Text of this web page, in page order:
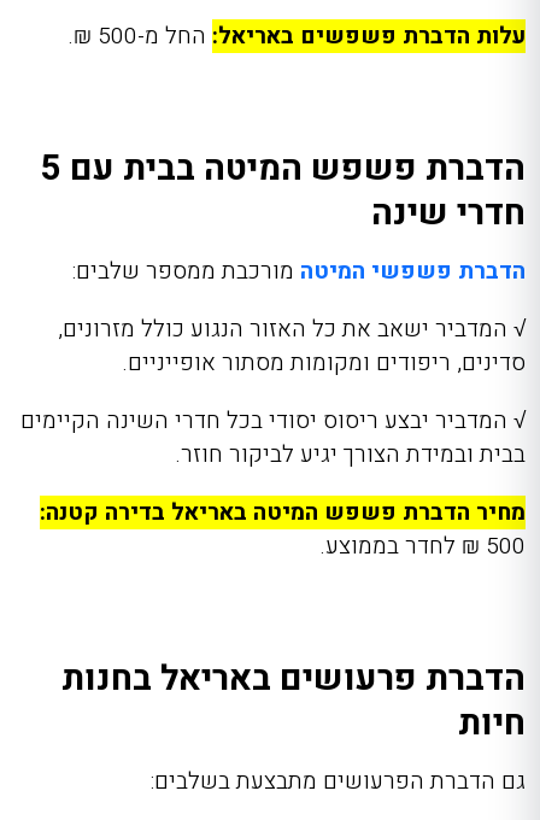
עלות הדברת פשפשים באריאל: החל מ-500 ₪.
הדברת פשפש המיטה בבית עם 5
חדרי שינה
הדברת פשפשי המיטה מורכבת ממספר שלבים:
√ המדביר ישאב את כל האזור הנגוע כולל מזרונים,
סדינים, ריפודים ומקומות מסתור אופייניים.
√ המדביר יבצע ריסוס יסודי בכל חדרי השינה הקיימים
בבית ובמידת הצורך יגיע לביקור חוזר.
מחיר הדברת פשפש המיטה באריאל בדירה קטנה:
500 ₪ לחדר בממוצע.
הדברת פרעושים באריאל בחנות
חיות
גם הדברת הפרעושים מתבצעת בשלבים: